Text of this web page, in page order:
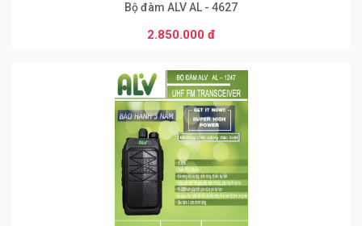
Bộ đàm ALV AL - 4627
2.850.000 đ
0